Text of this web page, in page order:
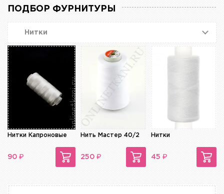
ПОДБОР ФУРНИТУРЫ
Нитки
Нитки Капроновые
90 ₽
Нить Мастер 40/2
250 ₽
Нитки
45 ₽